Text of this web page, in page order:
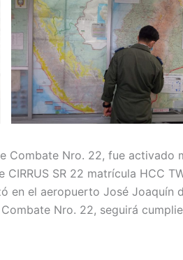
Combate Nro. 22, fue activado
SR 22 matrícula HCC
en el aeropuerto José Joaquín
Nro. 22, seguirá